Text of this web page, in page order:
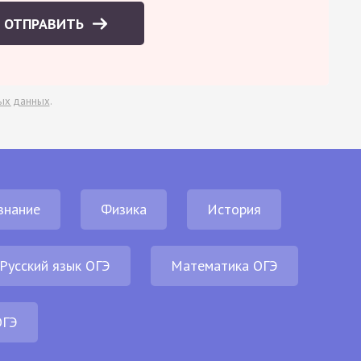
ОТПРАВИТЬ
данных.
Физика История
язык ОГЭ Математика ОГЭ